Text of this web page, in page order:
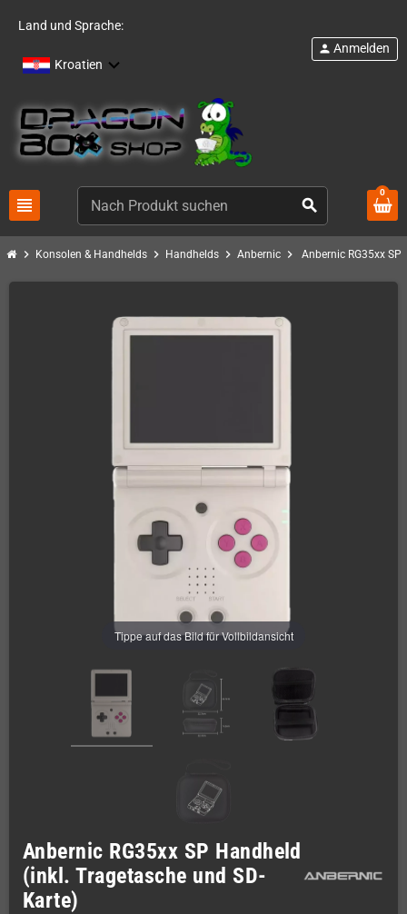
Land und Sprache:
Kroatien
view_headline search
person Anmelden
0
chevron_right Konsolen & Handhelds chevron_right Handhelds chevron_right Anbernic chevron_right Anbernic RG35xx
Tippe auf das Bild für Vollbildansicht
Anbernic RG35xx SP Handheld
(inkl. Tragetasche und SD-
Karte)